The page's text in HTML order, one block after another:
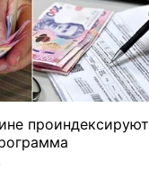
проиндексируют